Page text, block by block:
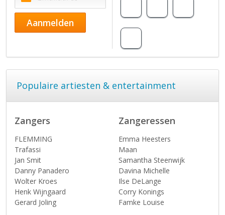
Populaire artiesten & entertainment
Zangers
FLEMMING
Trafassi
Jan Smit
Danny Panadero
Wolter Kroes
Henk Wijngaard
Gerard Joling
Zangeressen
Emma Heesters
Maan
Samantha Steenwijk
Davina Michelle
Ilse DeLange
Corry Konings
Famke Louise